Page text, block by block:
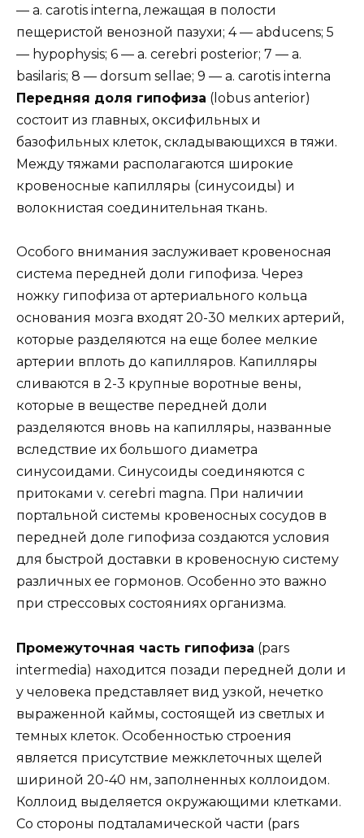
— a. carotis interna, лежащая в полости
пещеристой венозной пазухи; 4 — abducens; 5
— hypophysis; 6 — a. cerebri posterior; 7 — a.
basilaris; 8 — dorsum sellae; 9 — a. carotis interna
Передняя доля гипофиза (lobus anterior)
состоит из главных, оксифильных и
базофильных клеток, складывающихся в тяжи.
Между тяжами располагаются широкие
кровеносные капилляры (синусоиды) и
волокнистая соединительная ткань.
Особого внимания заслуживает кровеносная
система передней доли гипофиза. Через
ножку гипофиза от артериального кольца
основания мозга входят 20-30 мелких артерий,
которые разделяются на еще более мелкие
артерии вплоть до капилляров. Капилляры
сливаются в 2-3 крупные воротные вены,
которые в веществе передней доли
разделяются вновь на капилляры, названные
вследствие их большого диаметра
синусоидами. Синусоиды соединяются с
притоками v. cerebri magna. При наличии
портальной системы кровеносных сосудов в
передней доле гипофиза создаются условия
для быстрой доставки в кровеносную систему
различных ее гормонов. Особенно это важно
при стрессовых состояниях организма.
Промежуточная часть гипофиза (pars
intermedia) находится позади передней доли и
у человека представляет вид узкой, нечетко
выраженной каймы, состоящей из светлых и
темных клеток. Особенностью строения
является присутствие межклеточных щелей
шириной 20-40 нм, заполненных коллоидом.
Коллоид выделяется окружающими клетками.
Со стороны подталамической части (pars